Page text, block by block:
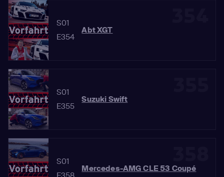
S01
E354
Abt XGT
S01
E355
Suzuki Swift
S01
Mercedes-AMG CLE 53 Coupé